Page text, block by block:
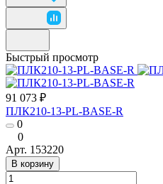
Быстрый просмотр
91 073 ₽
ПЛК210-13-PL-BASE-R
0
0
Арт. 153220
В корзину